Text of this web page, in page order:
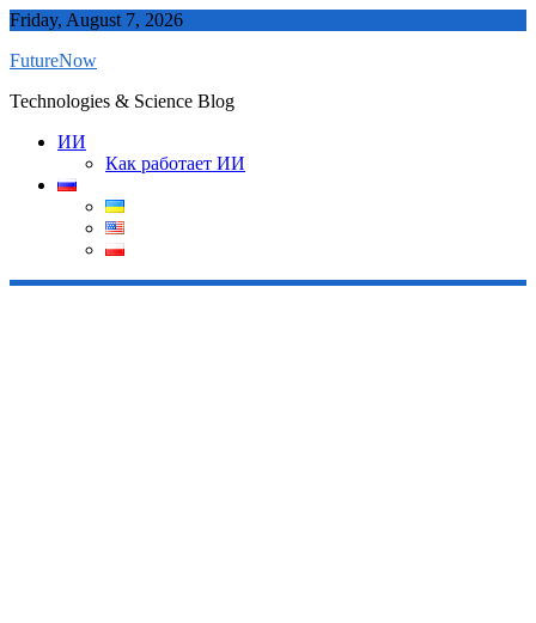
Skip
content
Friday, August 7, 2026
FutureNow
Technologies & Science Blog
ИИ
Как работает ИИ